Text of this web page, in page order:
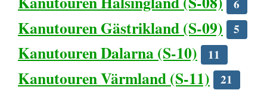
6
Kanutouren Gästrikland (S-09) 5
Kanutouren Dalarna (S-10) 11
Kanutouren Värmland (S-11) 21